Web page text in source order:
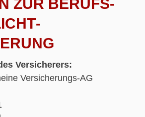
ZUR BERUFS­
Versicherers:
Versicherungs-AG